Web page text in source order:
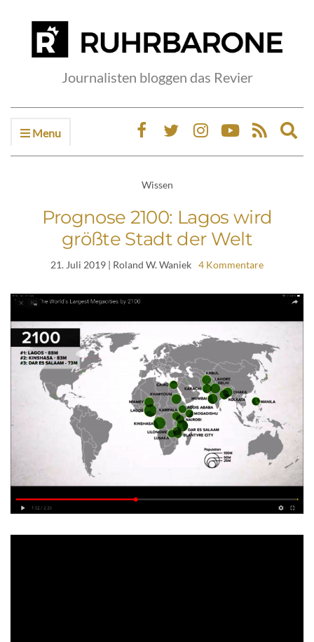
Journalisten bloggen das Revier
Menu
Wissen
Prognose 2100: Lagos wird
größte Stadt der Welt
21. Juli 2019 | Roland W. Waniek 4 Kommentare